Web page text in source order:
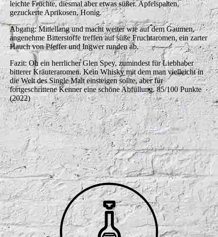
leichte Früchte, diesmal aber etwas süßer. Apfelspalten,
gezuckerte Aprikosen, Honig.
Abgang: Mittellang und macht weiter wie auf dem Gaumen,
angenehme Bitterstoffe treffen auf süße Fruchtaromen, ein zarter
Hauch von Pfeffer und Ingwer runden ab.
Fazit: Oh ein herrlicher Glen Spey, zumindest für Liebhaber
bitterer Kräuteraromen. Kein Whisky mit dem man vielleicht in
die Welt des Single Malt einsteigen sollte, aber für
fortgeschrittene Kenner eine schöne Abfüllung. 85/100 Punkte
(2022)